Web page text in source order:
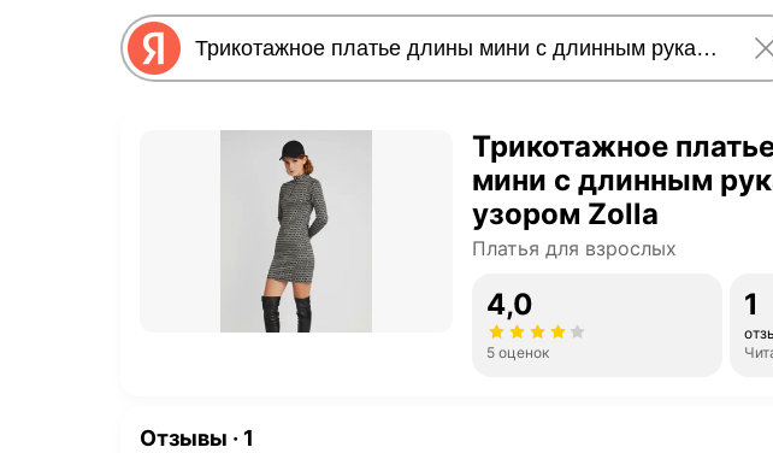
Трикотажное
мини с длинным
узором Zolla
Платья для взрослых
4,0
5 оценок
1
Отзывы · 1